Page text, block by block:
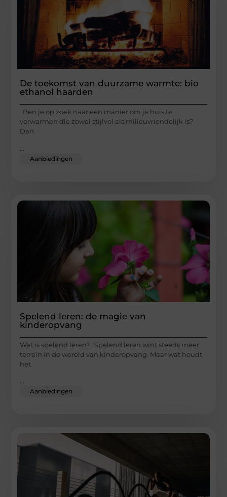
De toekomst van duurzame warmte: bio
ethanol haarden
Ben je op zoek naar een manier om je huis te
verwarmen die zowel stijlvol als milieuvriendelijk is?
Dan
Aanbiedingen
Spelend leren: de magie van
kinderopvang
Wat is spelend leren? Spelend leren wint steeds meer
terrein in de wereld van kinderopvang. Maar wat houdt
het
Aanbiedingen